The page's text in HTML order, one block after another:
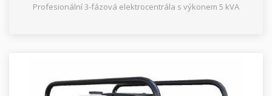
Profesionální 3-fázová elektrocentrála s výkonem 5 kVA